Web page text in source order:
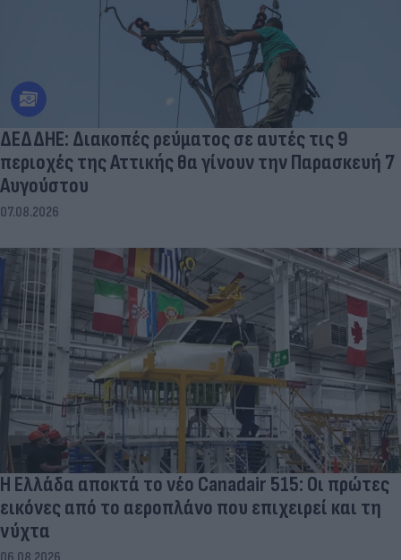
ΔΕΔΔΗΕ: Διακοπές ρεύματος σε αυτές τις 9
περιοχές της Αττικής θα γίνουν την Παρασκευή 7
Αυγούστου
07.08.2026
Η Ελλάδα αποκτά το νέο Canadair 515: Οι πρώτες
εικόνες από το αεροπλάνο που επιχειρεί και τη
νύχτα